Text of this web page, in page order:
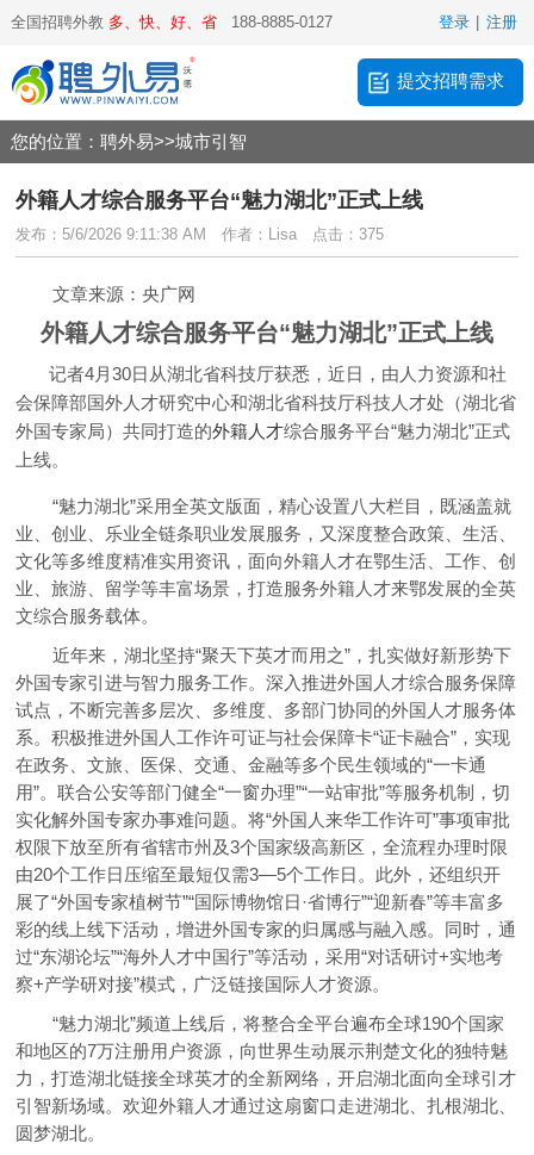
全国招聘外教 多、快、好、省188-8885-0127 登录 注册
提交招聘需求
您的位置： 聘外易>>城市引智
外籍人才综合服务平台“魅力湖北”正式上线
发布：5/6/2026 9:11:38 AM 作者：Lisa 点击：375
文章来源：央广网
外籍人才综合服务平台“魅力湖北”正式上线
记者4月30日从湖北省科技厅获悉，近日，由人力资源和社
会保障部国外人才研究中心和湖北省科技厅科技人才处（湖北省
外国专家局）共同打造的外籍人才综合服务平台“魅力湖北”正式
上线。
“魅力湖北”采用全英文版面，精心设置八大栏目，既涵盖就
业、创业、乐业全链条职业发展服务，又深度整合政策、生活、
文化等多维度精准实用资讯，面向外籍人才在鄂生活、工作、创
业、旅游、留学等丰富场景，打造服务外籍人才来鄂发展的全英
文综合服务载体。
近年来，湖北坚持“聚天下英才而用之”，扎实做好新形势下
外国专家引进与智力服务工作。深入推进外国人才综合服务保障
试点，不断完善多层次、多维度、多部门协同的外国人才服务体
系。积极推进外国人工作许可证与社会保障卡“证卡融合”，实现
在政务、文旅、医保、交通、金融等多个民生领域的“一卡通
用”。联合公安等部门健全“一窗办理”“一站审批”等服务机制，切
实化解外国专家办事难问题。将“外国人来华工作许可”事项审批
权限下放至所有省辖市州及3个国家级高新区，全流程办理时限
由20个工作日压缩至最短仅需3—5个工作日。此外，还组织开
展了“外国专家植树节”“国际博物馆日·省博行”“迎新春”等丰富多
彩的线上线下活动，增进外国专家的归属感与融入感。同时，通
过“东湖论坛”“海外人才中国行”等活动，采用“对话研讨+实地考
察+产学研对接”模式，广泛链接国际人才资源。
“魅力湖北”频道上线后，将整合全平台遍布全球190个国家
和地区的7万注册用户资源，向世界生动展示荆楚文化的独特魅
力，打造湖北链接全球英才的全新网络，开启湖北面向全球引才
引智新场域。欢迎外籍人才通过这扇窗口走进湖北、扎根湖北、
圆梦湖北。